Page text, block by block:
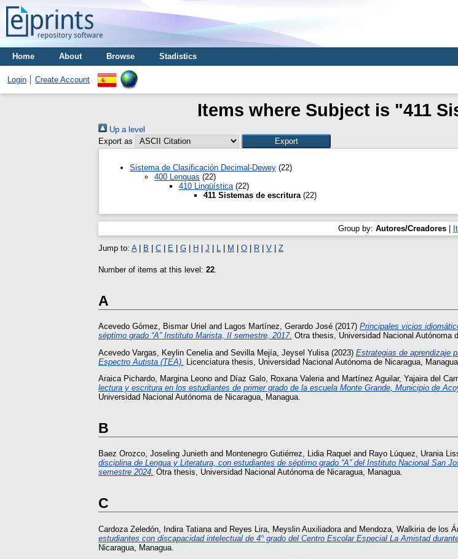
Home About Browse Stadistics
Login Create Account
Items where Subject is "411
Up a level
Export as
Sistema de Clasificación Decimal-Dewey (22)
400 Lenguas (22)
410 Lingüística (22)
411 Sistemas de escritura (22)
Group by: Autores/Creadores|
Jump to: A| B | C | E | G | H | J | L | M | O | R | V | Z
Number of items at this level: 22
A
Acevedo Gómez, Bismar Uriel and Lagos Martínez, Gerardo José (2017) Principales vicios
séptimo grado “A” Instituto Marista, II semestre, 2017. Otra thesis, Universidad Nacional Autónoma
Acevedo Vargas, Keylin Cenelia and Sevilla Mejía, Jeysel Yulisa (2023) Estrategias de aprendizaje
Espectro Autista (TEA). Licenciatura thesis, Universidad Nacional Autónoma de Nicaragua, Managua.
Araica Pichardo, Margina Leono and Díaz Galo, Roxana Valeriaand Martínez Aguilar, Yajaira del
lectura y escritura en los estudiantes de primer grado de la escuela Monte Grande, Municipio de
Universidad Nacional Autónoma de Nicaragua, Managua.
B
Baez Orozco, Joseling Junieth and Montenegro Gutiérrez, Lidia Raquel and Rayo Lúquez, Urania
disciplina de Lengua y Literatura, con estudiantes de séptimo grado “A” del Instituto Nacional San
semestre 2024. Otra thesis, Universidad Nacional Autónoma de Nicaragua, Managua.
C
Cardoza Zeledón, Indira Tatiana and Reyes Lira, Meyslin Auxiliadora and Mendoza, Walkiria de los
estudiantes con discapacidad intelectual de 4° grado del Centro Escolar Especial La Amistad
Nicaragua, Managua.